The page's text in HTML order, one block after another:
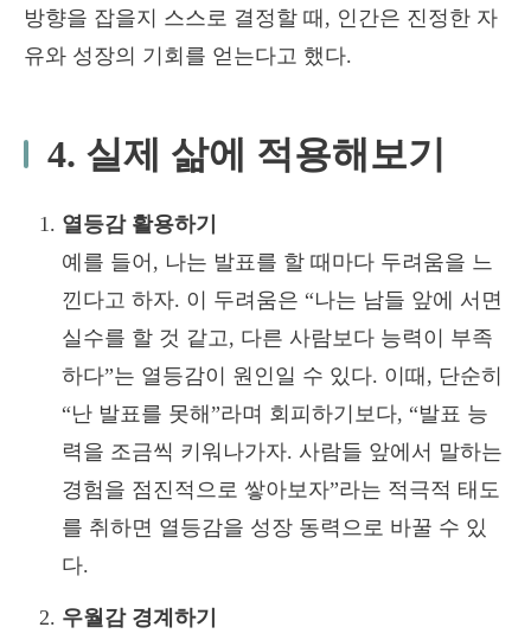
방향을 잡을지 스스로 결정할 때, 인간은 진정한 자
유와 성장의 기회를 얻는다고 했다.
4. 실제 삶에 적용해보기
열등감 활용하기
예를 들어, 나는 발표를 할 때마다 두려움을 느
낀다고 하자. 이 두려움은 “나는 남들 앞에 서면
실수를 할 것 같고, 다른 사람보다 능력이 부족
하다”는 열등감이 원인일 수 있다. 이때, 단순히
“난 발표를 못해”라며 회피하기보다, “발표 능
력을 조금씩 키워나가자. 사람들 앞에서 말하는
경험을 점진적으로 쌓아보자”라는 적극적 태도
를 취하면 열등감을 성장 동력으로 바꿀 수 있
다.
우월감 경계하기